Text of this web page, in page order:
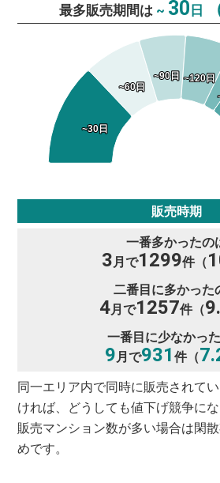
最多販売期間は ~ 30日
~30日
~30日
~60日
~60日
~90日
~90日 ~120日
~120日
販売時期
一番多かったの
3月で1299件（
二番目に多かった
4月で1257件（
一番目に少なかっ
9月で931 件（
同一エリア内で同時に販売されて
ければ、どうしても値下げ競争に
販売マンション数が多い場合は閑
めです。